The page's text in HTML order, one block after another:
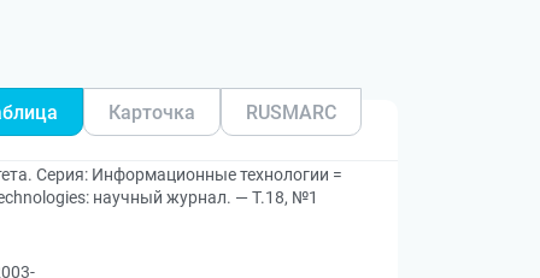
Карточка RUSMARC
Серия: Информационные технологии =
научный журнал. — Т.18, №1